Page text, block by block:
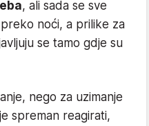
, ali sada se sve
noći, a prilike za
se tamo gdje su
nego za uzimanje
spreman reagirati,